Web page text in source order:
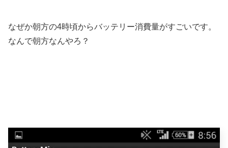
なぜか朝方の4時頃からバッテリー消費量がすごいです。
なんで朝方なんやろ？